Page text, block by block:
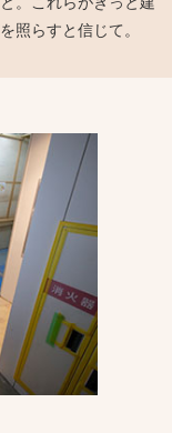
照らすと信じて。